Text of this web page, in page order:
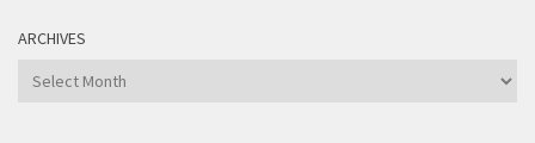
ARCHIVES
Archives